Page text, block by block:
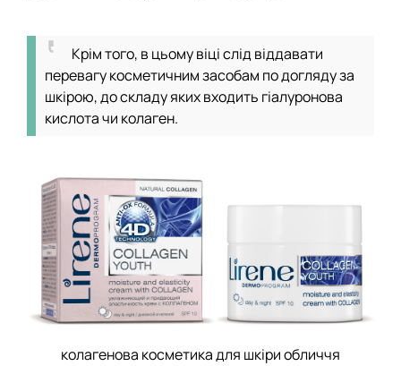
Крім того, в цьому віці слід віддавати
перевагу косметичним засобам по догляду за
шкірою, до складу яких входить гіалуронова
кислота чи колаген.
колагенова косметика для шкіри обличчя